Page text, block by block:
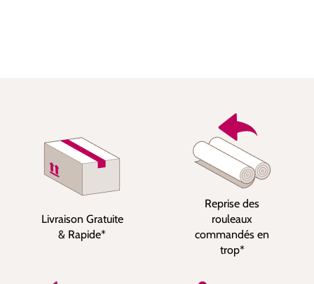
Livraison Gratuite
& Rapide*
Reprise des
rouleaux
commandés en
trop*